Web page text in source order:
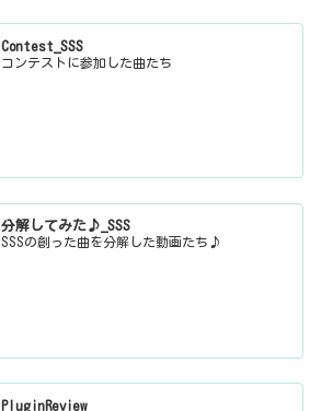
Contest_SSS
コンテストに参加した曲たち
分解してみた♪_SSS
SSSの創った曲を分解した動画たち♪
PluginReview